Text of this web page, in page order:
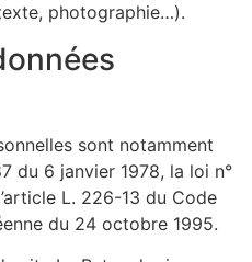
photographie…).
sont notamment
du 6 janvier 1978, la loi n°
L. 226-13 du Code
du 24 octobre 1995.